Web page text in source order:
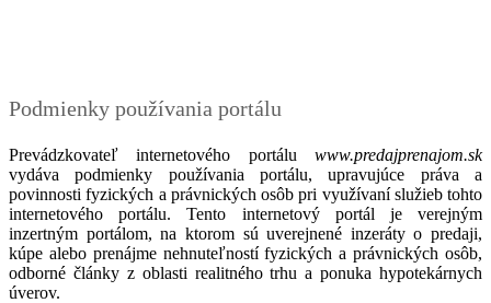
Podmienky používania portálu
Prevádzkovateľ internetového portálu www.predajprenajom.sk
vydáva podmienky používania portálu, upravujúce práva a
povinnosti fyzických a právnických osôb pri využívaní služieb tohto
internetového portálu. Tento internetový portál je verejným
inzertným portálom, na ktorom sú uverejnené inzeráty o predaji,
kúpe alebo prenájme nehnuteľností fyzických a právnických osôb,
odborné články z oblasti realitného trhu a ponuka hypotekárnych
úverov.